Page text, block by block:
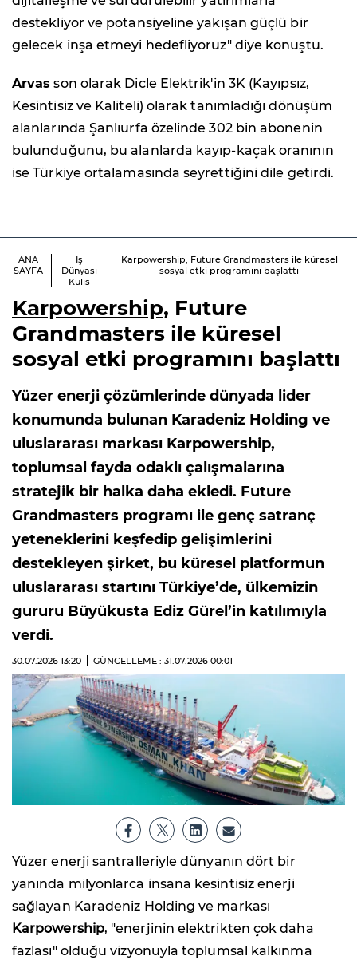
destekliyor ve potansiyeline yakışan güçlü bir
gelecek inşa etmeyi hedefliyoruz" diye konuştu.
Arvas son olarak Dicle Elektrik'in 3K (Kayıpsız,
Kesintisiz ve Kaliteli) olarak tanımladığı dönüşüm
alanlarında Şanlıurfa özelinde 302 bin abonenin
bulunduğunu, bu alanlarda kayıp-kaçak oranının
ise Türkiye ortalamasında seyrettiğini dile getirdi.
ANA
SAYFA
İş
Dünyası
Kulis
Karpowership, Future Grandmasters ile küresel
sosyal etki programını başlattı
Karpowership, Future
Grandmasters ile küresel
sosyal etki programını başlattı
Yüzer enerji çözümlerinde dünyada lider
konumunda bulunan Karadeniz Holding ve
uluslararası markası Karpowership,
toplumsal fayda odaklı çalışmalarına
stratejik bir halka daha ekledi. Future
Grandmasters programı ile genç satranç
yeteneklerini keşfedip gelişimlerini
destekleyen şirket, bu küresel platformun
uluslararası startını Türkiye’de, ülkemizin
gururu Büyükusta Ediz Gürel’in katılımıyla
verdi.
30.07.2026 13:20 GÜNCELLEME : 31.07.2026 00:01
Yüzer enerji santralleriyle dünyanın dört bir
yanında milyonlarca insana kesintisiz enerji
sağlayan Karadeniz Holding ve markası
Karpowership, "enerjinin elektrikten çok daha
fazlası" olduğu vizyonuyla toplumsal kalkınma